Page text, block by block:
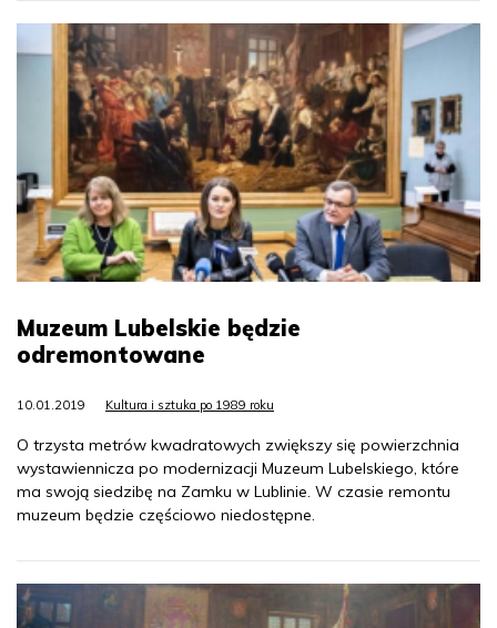
Muzeum Lubelskie będzie
odremontowane
10.01.2019 Kultura i sztuka po 1989 roku
O trzysta metrów kwadratowych zwiększy się powierzchnia
wystawiennicza po modernizacji Muzeum Lubelskiego, które
ma swoją siedzibę na Zamku w Lublinie. W czasie remontu
muzeum będzie częściowo niedostępne.